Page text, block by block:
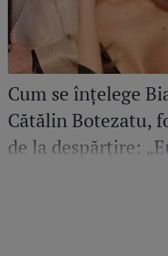
Cum se înțelege
Cătălin Botezatu,
de la despărțire: